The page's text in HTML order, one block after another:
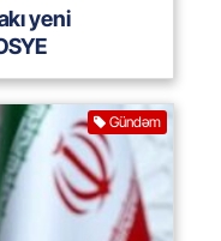
yeni
Gündəm